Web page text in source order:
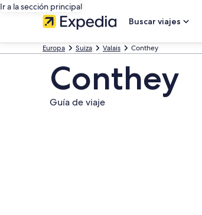
Ir a la sección principal
Buscar viajes
Europa Suiza Valais Conthey
Conthey
Guía de viaje